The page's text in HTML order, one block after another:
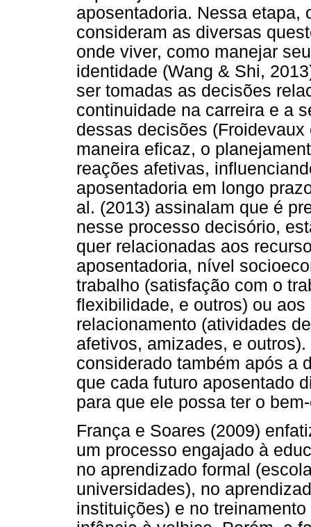
aposentadoria. Nessa etapa,
consideram as diversas
onde viver, como manejar
identidade (Wang & Shi,
ser tomadas as decisões
continuidade na carreira e a
dessas decisões
maneira eficaz, o
reações afetivas,
aposentadoria em longo
al. (2013) assinalam que é
nesse processo decisório,
quer relacionadas aos
aposentadoria, nível
trabalho (satisfação com o
flexibilidade, e outros) ou
relacionamento (atividades
afetivos, amizades, e
considerado também após a
que cada futuro aposentado
para que ele possa ter o
França e Soares (2009)
um processo engajado à
no aprendizado formal
universidades), no
instituições) e no